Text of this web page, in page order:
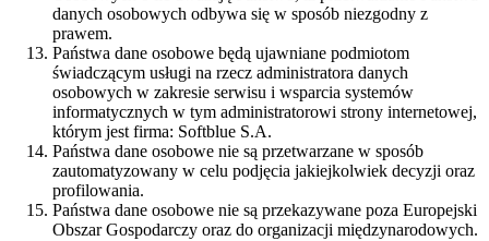
danych osobowych odbywa się w sposób niezgodny z
prawem.
Państwa dane osobowe będą ujawniane podmiotom
świadczącym usługi na rzecz administratora danych
osobowych w zakresie serwisu i wsparcia systemów
informatycznych w tym administratorowi strony internetowej,
którym jest firma: Softblue S.A.
Państwa dane osobowe nie są przetwarzane w sposób
zautomatyzowany w celu podjęcia jakiejkolwiek decyzji oraz
profilowania.
Państwa dane osobowe nie są przekazywane poza Europejski
Obszar Gospodarczy oraz do organizacji międzynarodowych.